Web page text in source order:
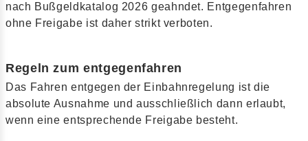
nach Bußgeldkatalog 2026 geahndet. Entgegenfahren
ohne Freigabe ist daher strikt verboten.
Regeln zum entgegenfahren
Das Fahren entgegen der Einbahnregelung ist die
absolute Ausnahme und ausschließlich dann erlaubt,
wenn eine entsprechende Freigabe besteht.